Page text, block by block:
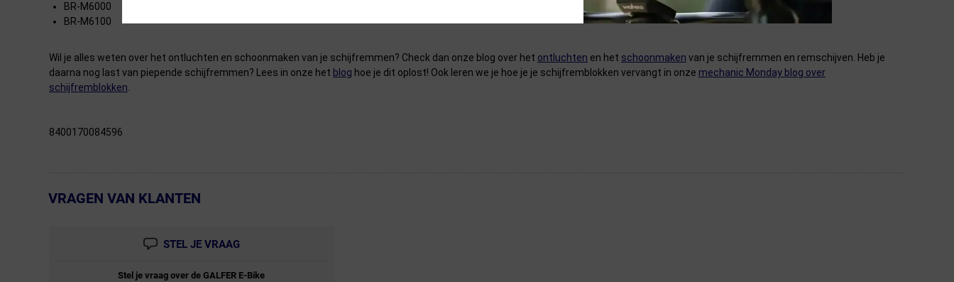
BR-M6000
BR-M6100
Wil je alles weten over het ontluchten en schoonmaken van je schijfremmen? Check dan onze blog over het ontluchten en het schoonmaken van je schijfremmen en remschijven. Heb je
daarna nog last van piepende schijfremmen? Lees in onze het blog hoe je dit oplost! Ook leren we je hoe je je schijfremblokken vervangt in onze mechanic Monday blog over
schijfremblokken.
8400170084596
← Terug naar productnavigatie
VRAGEN VAN KLANTEN
STEL JE VRAAG
Stel je vraag over deGALFER E-Bike